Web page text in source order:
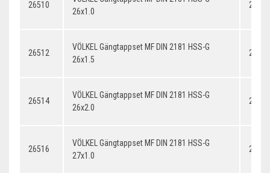
26510
26x1.0
26512
VÖLKEL Gängtappset MF DIN 2181 HSS-G
26x1.5
26514
VÖLKEL Gängtappset MF DIN 2181 HSS-G
26x2.0
26516
VÖLKEL Gängtappset MF DIN 2181 HSS-G
27x1.0